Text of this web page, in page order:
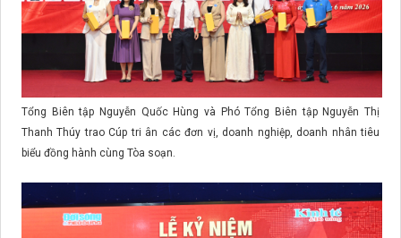
Tổng Biên tập Nguyễn Quốc Hùng và Phó Tổng Biên tập Nguyễn Thị
Thanh Thúy trao Cúp tri ân các đơn vị, doanh nghiệp, doanh nhân tiêu
biểu đồng hành cùng Tòa soạn.